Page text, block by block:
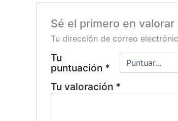
Sé el primero en valorar
Tu dirección de correo
Tu
puntuación *
Tu valoración *